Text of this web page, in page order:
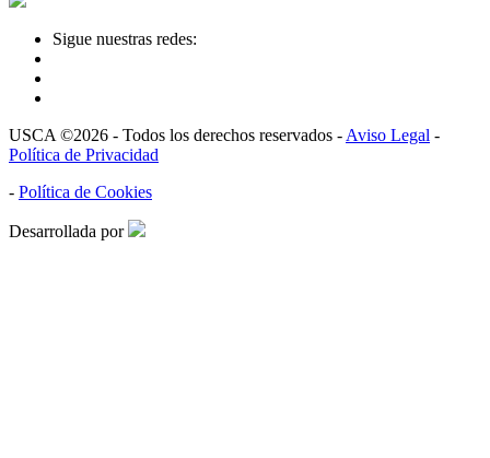
Sigue nuestras redes:
USCA ©2026 - Todos los derechos reservados - Aviso Legal -
Política de Privacidad
- Política de Cookies
Desarrollada por